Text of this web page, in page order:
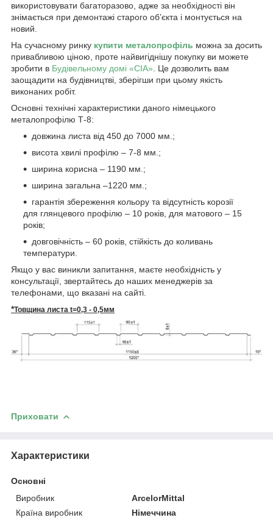
використовувати багаторазово, адже за необхідності він
знімається при демонтажі старого об’єкта і монтується на
новий.
На сучасному ринку купити металопрофіль можна за досить
привабливою ціною, проте найвигіднішу покупку ви можете
зробити в Будівельному домі «СІА». Це дозволить вам
заощадити на будівництві, зберігши при цьому якість
виконаних робіт.
Основні технічні характеристики даного німецького
металопрофілю Т-8:
довжина листа від 450 до 7000 мм.;
висота хвилі профілю – 7-8 мм.;
ширина корисна – 1190 мм.;
ширина загальна –1220 мм.;
гарантія збереження кольору та відсутність корозії
для глянцевого профілю – 10 років, для матового – 15
років;
довговічність – 60 років, стійкість до коливань
температури.
Якщо у вас виникли запитання, маєте необхідність у
консультації, звертайтесь до наших менеджерів за
телефонами, що вказані на сайті.
*Товщина листа t=0,3 - 0,5мм
Приховати
Характеристики
Основні
Виробник
ArcelorMittal
Країна виробник
Німеччина